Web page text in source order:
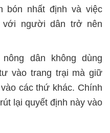
bón nhất định và việc
với người dân trở nên
dân không dùng
vào trang trại mà giữ
các thứ khác. Chính
lại quyết định này vào